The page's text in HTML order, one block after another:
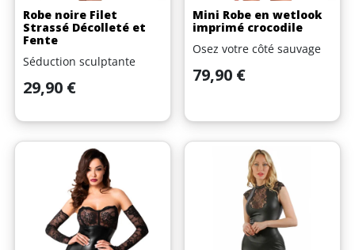
Robe noire Filet
Strassé Décolleté et
Fente
Séduction sculptante
Prix
29,90 €
Mini Robe en wetlook
imprimé crocodile
Osez votre côté sauvage
Prix
79,90 €